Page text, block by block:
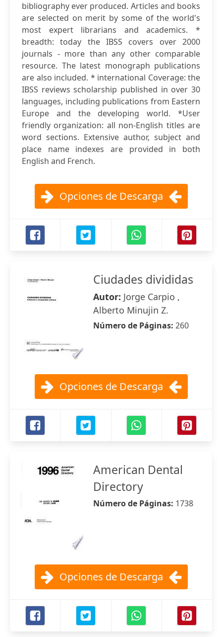
bibliography ever produced. Articles and books
are selected on merit by some of the world's
most expert librarians and academics. *
breadth: today the IBSS covers over 2000
journals - more than any other comparable
resource. The latest monograph publications
are also included. * international Coverage: the
IBSS reviews scholarship published in over 30
languages, including publications from Eastern
Europe and the developing world. *User
friendly organization: all non-English titles are
word sections. Extensive author, subject and
place name indexes are provided in both
English and French.
Opciones de Descarga
Ciudades divididas
Autor: Jorge Carpio ,
Alberto Minujin Z.
Número de Páginas: 260
Opciones de Descarga
American Dental
Directory
Número de Páginas: 1738
Opciones de Descarga